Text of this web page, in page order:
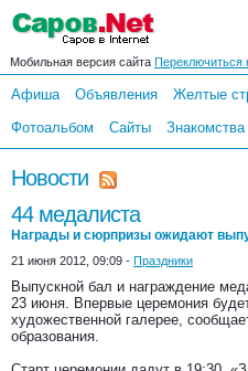
Мобильная версия сайта Переключиться
Афиша Объявления Желтые
Фотоальбом
Сайты Знакомства
Новости
44 медалиста
Награды и сюрпризы ожидают
21 июня 2012, 09:09 - Праздники
Выпускной бал и награждение
23 июня. Впервые церемония
художественной галерее,
образования.